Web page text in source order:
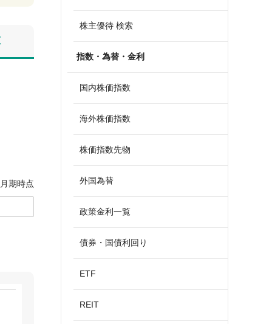
期時点
株主優待 検索
指数・為替・金利
国内株価指数
海外株価指数
株価指数先物
外国為替
政策金利一覧
債券・国債利回り
ETF
REIT